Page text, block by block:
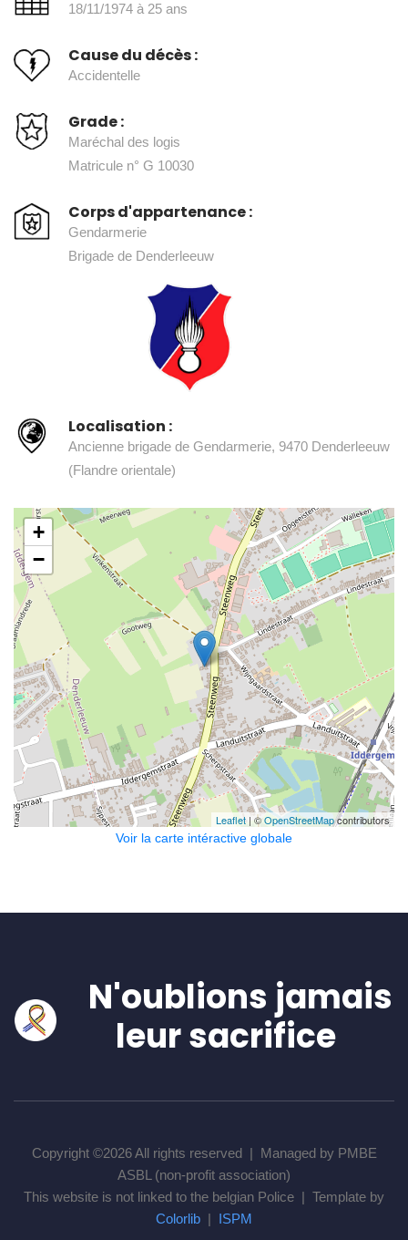
18/11/1974 à 25 ans
Cause du décès :
Accidentelle
Grade :
Maréchal des logis
Matricule n° G 10030
Corps d'appartenance :
Gendarmerie
Brigade de Denderleeuw
Localisation :
Ancienne brigade de Gendarmerie, 9470 Denderleeuw
(Flandre orientale)
+
−
Leaflet | ©OpenStreetMapcontributors
Voir la carte intéractive globale
N'oublions jamais
leur sacrifice
Copyright ©2026 All rights reserved | Managed by PMBE
ASBL (non-profit association)
This website is not linked to the belgian Police | Template by
Colorlib | ISPM